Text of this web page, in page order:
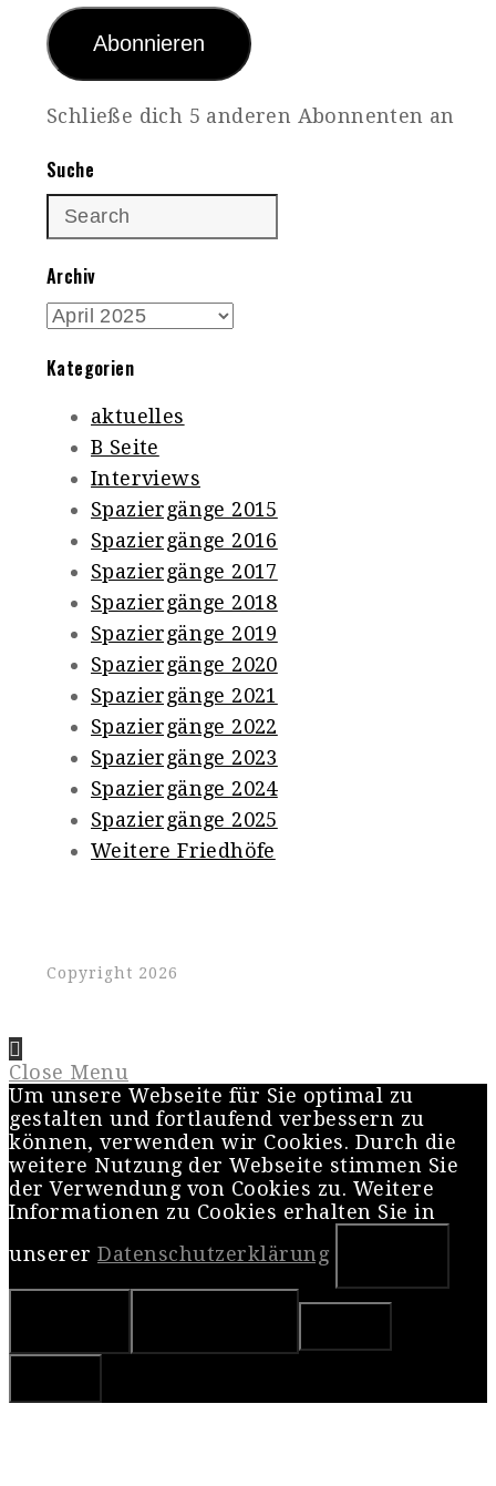
Adresse
Abonnieren
Schließe dich 5 anderen Abonnenten an
Suche
Archiv
Archiv
Kategorien
aktuelles
B Seite
Interviews
Spaziergänge 2015
Spaziergänge 2016
Spaziergänge 2017
Spaziergänge 2018
Spaziergänge 2019
Spaziergänge 2020
Spaziergänge 2021
Spaziergänge 2022
Spaziergänge 2023
Spaziergänge 2024
Spaziergänge 2025
Weitere Friedhöfe
Copyright 2026
Close Menu
Um unsere Webseite für Sie optimal zu
gestalten und fortlaufend verbessern zu
können, verwenden wir Cookies. Durch die
weitere Nutzung der Webseite stimmen Sie
der Verwendung von Cookies zu. Weitere
Informationen zu Cookies erhalten Sie in
unserer Datenschutzerklärung